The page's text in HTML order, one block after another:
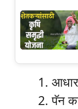
पॅन